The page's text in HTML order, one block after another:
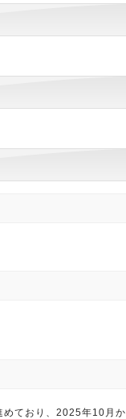
めており、2025年10月か